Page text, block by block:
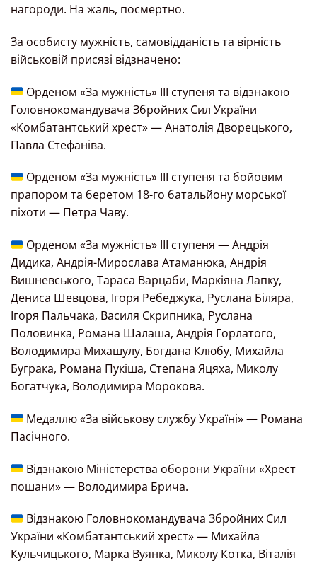
нагороди. На жаль, посмертно.
За особисту мужність, самовідданість та вірність
військовій присязі відзначено:
Орденом «За мужність» III ступеня та відзнакою
Головнокомандувача Збройних Сил України
«Комбатантський хрест» — Анатолія Дворецького,
Павла Стефаніва.
Орденом «За мужність» III ступеня та бойовим
прапором та беретом 18-го батальйону морської
піхоти — Петра Чаву.
Орденом «За мужність» III ступеня — Андрія
Дидика, Андрія-Мирослава Атаманюка, Андрія
Вишневського, Тараса Варцаби, Маркіяна Лапку,
Дениса Шевцова, Ігоря Ребеджука, Руслана Біляра,
Ігоря Пальчака, Василя Скрипника, Руслана
Половинка, Романа Шалаша, Андрія Горлатого,
Володимира Михашулу, Богдана Клюбу, Михайла
Буграка, Романа Пукіша, Степана Яцяха, Миколу
Богатчука, Володимира Морокова.
Медаллю «За військову службу Україні» — Романа
Пасічного.
Відзнакою Міністерства оборони України «Хрест
пошани» — Володимира Брича.
Відзнакою Головнокомандувача Збройних Сил
України «Комбатантський хрест» — Михайла
Кульчицького, Марка Вуянка, Миколу Котка, Віталія